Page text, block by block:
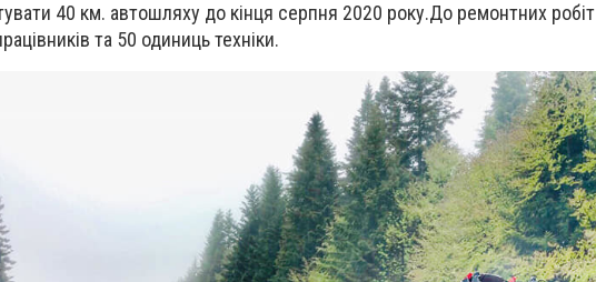
40 км. автошляху до кінця серпня 2020 року.До ремонтних робіт
та 50 одиниць техніки.